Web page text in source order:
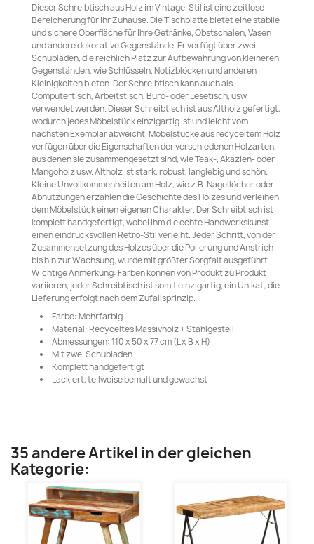
Dieser Schreibtisch aus Holz im Vintage-Stil ist eine zeitlose
Bereicherung für Ihr Zuhause. Die Tischplatte bietet eine stabile
und sichere Oberfläche für Ihre Getränke, Obstschalen, Vasen
und andere dekorative Gegenstände. Er verfügt über zwei
Schubladen, die reichlich Platz zur Aufbewahrung von kleineren
Gegenständen, wie Schlüsseln, Notizblöcken und anderen
Kleinigkeiten bieten. Der Schreibtisch kann auch als
Computertisch, Arbeitstisch, Büro- oder Lesetisch, usw.
verwendet werden. Dieser Schreibtisch ist aus Altholz gefertigt,
wodurch jedes Möbelstück einzigartig ist und leicht vom
nächsten Exemplar abweicht. Möbelstücke aus recyceltem Holz
verfügen über die Eigenschaften der verschiedenen Holzarten,
aus denen sie zusammengesetzt sind, wie Teak-, Akazien- oder
Mangoholz usw. Altholz ist stark, robust, langlebig und schön.
Kleine Unvollkommenheiten am Holz, wie z.B. Nagellöcher oder
Abnutzungen erzählen die Geschichte des Holzes und verleihen
dem Möbelstück einen eigenen Charakter. Der Schreibtisch ist
komplett handgefertigt, wobei ihm die echte Handwerkskunst
einen eindrucksvollen Retro-Stil verleiht. Jeder Schritt, von der
Zusammensetzung des Holzes über die Polierung und Anstrich
bis hin zur Wachsung, wurde mit größter Sorgfalt ausgeführt.
Wichtige Anmerkung: Farben können von Produkt zu Produkt
variieren, jeder Schreibtisch ist somit einzigartig, ein Unikat; die
Lieferung erfolgt nach dem Zufallsprinzip.
Farbe: Mehrfarbig
Material: Recyceltes Massivholz + Stahlgestell
Abmessungen: 110 x 50 x 77 cm (L x B x H)
Mit zwei Schubladen
Komplett handgefertigt
Lackiert, teilweise bemalt und gewachst
35 andere Artikel in der gleichen
Kategorie: